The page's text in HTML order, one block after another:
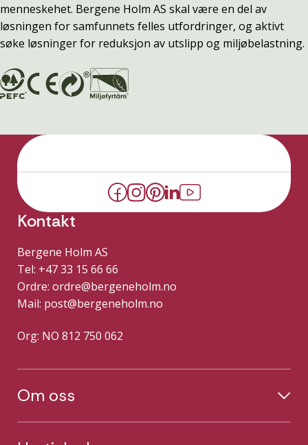
menneskehet. Bergene Holm AS skal være en del av
løsningen for samfunnets felles utfordringer, og aktivt
søke løsninger for reduksjon av utslipp og miljøbelastning.
Kontakt
Bergene Holm AS
Tel: +47 33 15 66 66
Ordre: ordre@bergeneholm.no
Mail: post@bergeneholm.no
Org: NO 812 750 062
Om oss